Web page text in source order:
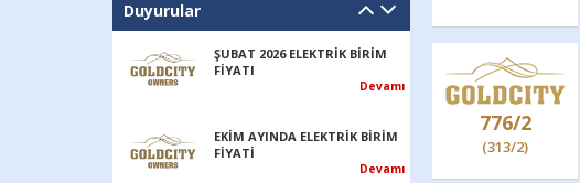
Duyurular
ŞUBAT 2026 ELEKTRİK BİRİM
FİYATI
Devamı
EKİM AYINDA ELEKTRİK BİRİM
FİYATİ
Devamı
776/2
(313/2)